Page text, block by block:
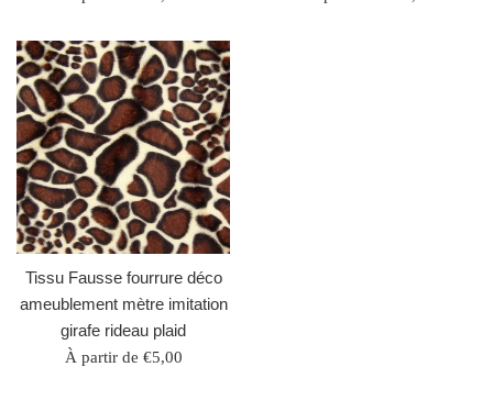
Tissu Fausse fourrure déco
ameublement mètre imitation
girafe rideau plaid
À partir de €5,00